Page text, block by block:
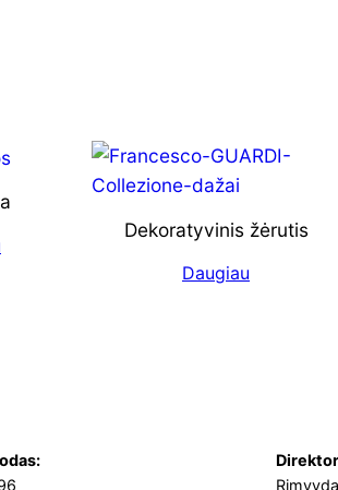
Dekoratyvinis žėrutis
Daugiau